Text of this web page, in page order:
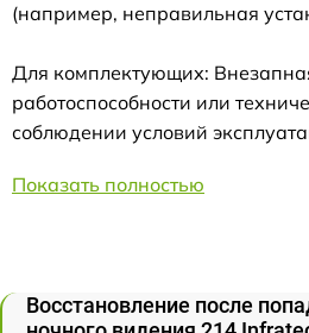
(например, неправильная
Для комплектующих:
работоспособности или
соблюдении условий
Показать полностью
Восстановление после